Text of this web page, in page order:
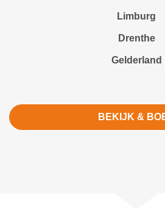
Limburg
Drenthe
Gelderland
BEKIJK &